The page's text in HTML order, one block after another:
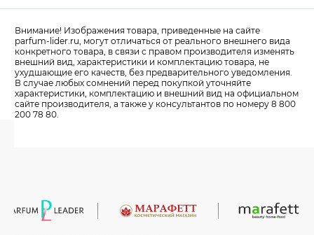
Внимание! Изображения товара, приведенные на сайте
parfum-lider.ru, могут отличаться от реального внешнего вида
конкретного товара, в связи с правом производителя изменять
внешний вид, характеристики и комплектацию товара, не
ухудшающие его качеств, без предварительного уведомления.
В случае любых сомнений перед покупкой уточняйте
характеристики, комплектацию и внешний вид на официальном
сайте производителя, а также у консультантов по номеру 8 800
200 78 80.